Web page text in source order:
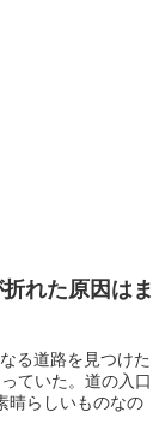
れた原因はま
る道路を見つけた
ていた。道の入口
晴らしいものなの